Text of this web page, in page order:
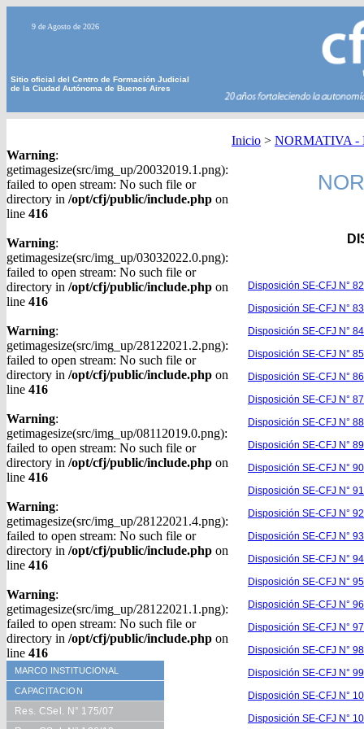
9 de Agosto de 2026
Sitio oficial del Centro de Formación Judicial
de la Ciudad Autónoma de Buenos Aires
Warning:
getimagesize(src/img_up/20032019.1.png):
failed to open stream: No such file or
directory in /opt/cfj/public/include.php on
line 416
Warning:
getimagesize(src/img_up/03032022.0.png):
failed to open stream: No such file or
directory in /opt/cfj/public/include.php on
line 416
Warning:
getimagesize(src/img_up/28122021.2.png):
failed to open stream: No such file or
directory in /opt/cfj/public/include.php on
line 416
Warning:
getimagesize(src/img_up/08112019.0.png):
failed to open stream: No such file or
directory in /opt/cfj/public/include.php on
line 416
Warning:
getimagesize(src/img_up/28122021.4.png):
failed to open stream: No such file or
directory in /opt/cfj/public/include.php on
line 416
Warning:
getimagesize(src/img_up/28122021.1.png):
failed to open stream: No such file or
directory in /opt/cfj/public/include.php on
line 416
MARCO INSTITUCIONAL
CAPACITACION
Res. CSel. N° 175/07
Inicio > NORMATIVA -
Disposición SE-CFJ N°
Disposición SE-CFJ N°
Disposición SE-CFJ N°
Disposición SE-CFJ N°
Disposición SE-CFJ N°
Disposición SE-CFJ N°
Disposición SE-CFJ N°
Disposición SE-CFJ N°
Disposición SE-CFJ N°
Disposición SE-CFJ N°
Disposición SE-CFJ N°
Disposición SE-CFJ N°
Disposición SE-CFJ N°
Disposición SE-CFJ N°
Disposición SE-CFJ N°
Disposición SE-CFJ N°
Disposición SE-CFJ N°
Disposición SE-CFJ N°
Disposición SE-CFJ N°
Disposición SE-CFJ N°